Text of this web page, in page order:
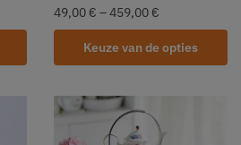
49,00 € –459,00 €
Keuze van de opties